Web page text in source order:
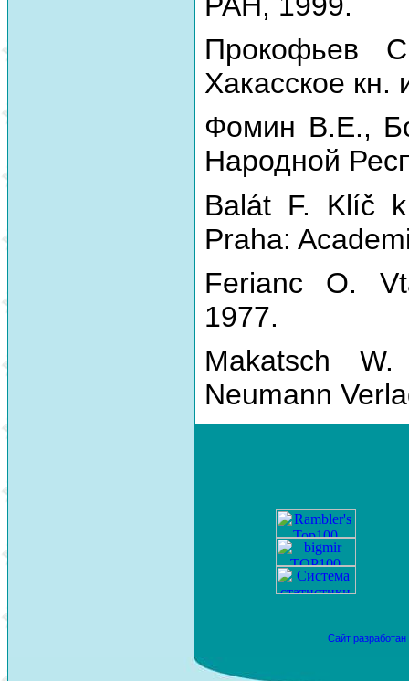
Прокофьев
Хакасское кн.
Фомин В.Е.,
Народной
Balát F. Klíč
Praha:
Ferianc O.
1977.
Makatsch
Neumann
Сайт